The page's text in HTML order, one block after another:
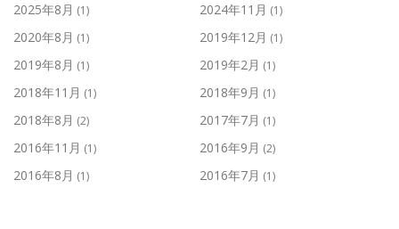
2025年8月 (1) 2024年11月 (1)
2020年8月 (1) 2019年12月 (1)
2019年8月 (1) 2019年2月 (1)
2018年11月 (1) 2018年9月 (1)
2018年8月 (2) 2017年7月 (1)
2016年11月 (1) 2016年9月 (2)
2016年8月 (1) 2016年7月 (1)